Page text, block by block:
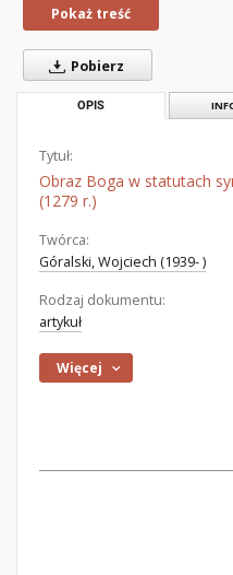
Pokaż treść
Pobierz
OPIS
Tytuł:
Obraz Boga w statutach
(1279 r.)
Twórca:
Góralski, Wojciech (1939- )
Rodzaj dokumentu:
artykuł
Więcej